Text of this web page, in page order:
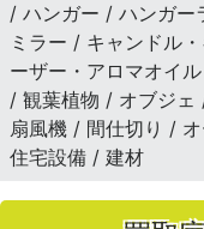
/ ハンガー / ハンガー
ミラー / キャンドル
ーザー・アロマオイ
/ 観葉植物 / オブジェ
扇風機 / 間仕切り /
住宅設備 / 建材